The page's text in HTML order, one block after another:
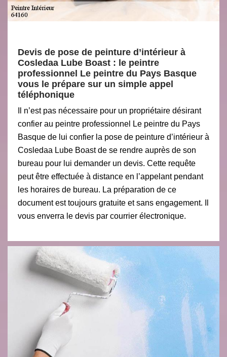
Devis de pose de peinture d’intérieur à
Cosledaa Lube Boast : le peintre
professionnel Le peintre du Pays Basque
vous le prépare sur un simple appel
téléphonique
Il n’est pas nécessaire pour un propriétaire désirant
confier au peintre professionnel Le peintre du Pays
Basque de lui confier la pose de peinture d’intérieur à
Cosledaa Lube Boast de se rendre auprès de son
bureau pour lui demander un devis. Cette requête
peut être effectuée à distance en l’appelant pendant
les horaires de bureau. La préparation de ce
document est toujours gratuite et sans engagement. Il
vous enverra le devis par courrier électronique.